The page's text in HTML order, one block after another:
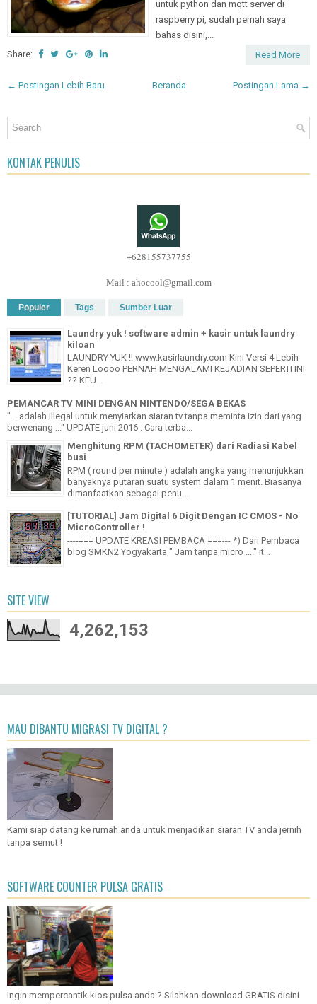
untuk python dan mqtt server di
raspberry pi, sudah pernah saya
bahas disini,...
Share:
Read More
← Postingan Lebih Baru Postingan Lama →
Beranda
KONTAK PENULIS
+628155737755
Mail : ahocool@gmail.com
Populer Tags Sumber Luar
Laundry yuk ! software admin + kasir untuk laundry
kiloan
LAUNDRY YUK !! www.kasirlaundry.com Kini Versi 4 Lebih
Keren Loooo PERNAH MENGALAMI KEJADIAN SEPERTI INI
?? KEU...
PEMANCAR TV MINI DENGAN NINTENDO/SEGA BEKAS
" ...adalah illegal untuk menyiarkan siaran tv tanpa meminta izin dari yang
berwenang ..." UPDATE juni 2016 : Cara terba...
Menghitung RPM (TACHOMETER) dari Radiasi Kabel
busi
RPM ( round per minute ) adalah angka yang menunjukkan
banyaknya putaran suatu system dalam 1 menit. Biasanya
dimanfaatkan sebagai penu...
[TUTORIAL] Jam Digital 6 Digit Dengan IC CMOS - No
MicroController !
----=== UPDATE KREASI PEMBACA ===--- *) Dari Pembaca
blog SMKN2 Yogyakarta " Jam tanpa micro ...." it...
SITE VIEW
4,262,153
MAU DIBANTU MIGRASI TV DIGITAL ?
Kami siap datang ke rumah anda untuk menjadikan siaran TV anda jernih
tanpa semut !
SOFTWARE COUNTER PULSA GRATIS
Ingin mempercantik kios pulsa anda ? Silahkan download GRATIS disini